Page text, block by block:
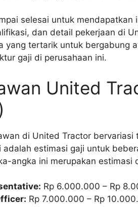
selesai untuk
dan detail pekerjaan di
yang tertarik untuk bergabung
gaji di perusahaan ini.
United
di United Tractor bervariasi
adalah estimasi gaji untuk
angka ini merupakan
Rp 6.000.000 – Rp
Rp 7.000.000 – Rp